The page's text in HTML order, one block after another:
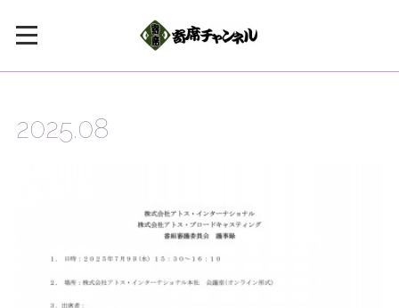
2025.08